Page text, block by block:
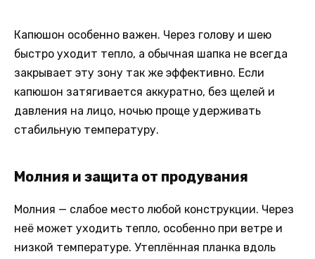
Капюшон особенно важен. Через голову и шею
быстро уходит тепло, а обычная шапка не всегда
закрывает эту зону так же эффективно. Если
капюшон затягивается аккуратно, без щелей и
давления на лицо, ночью проще удерживать
стабильную температуру.
Молния и защита от продувания
Молния — слабое место любой конструкции. Через
неё может уходить тепло, особенно при ветре и
низкой температуре. Утеплённая планка вдоль